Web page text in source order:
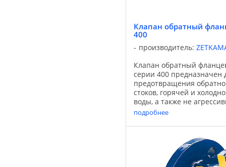
Клапан обратный
400
производитель:
Клапан обратный
серии 400 предназначен
предотвращения
стоков, горячей и
воды, а также не
Применяется для систем
промышленного
подробнее